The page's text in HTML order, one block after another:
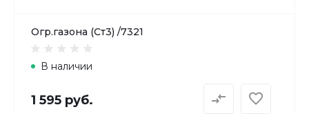
Огр.газона (Ст3) /7321
В наличии
1 595 руб.